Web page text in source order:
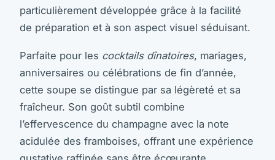
particulièrement développée grâce à la facilité
de préparation et à son aspect visuel séduisant.
Parfaite pour les cocktails dînatoires, mariages,
anniversaires ou célébrations de fin d’année,
cette soupe se distingue par sa légèreté et sa
fraîcheur. Son goût subtil combine
l’effervescence du champagne avec la note
acidulée des framboises, offrant une expérience